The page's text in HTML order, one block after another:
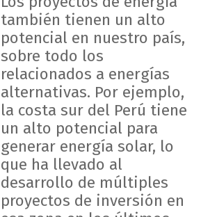
también tienen un alto
potencial en nuestro país,
sobre todo los
relacionados a energías
alternativas. Por ejemplo,
la costa sur del Perú tiene
un alto potencial para
generar energía solar, lo
que ha llevado al
desarrollo de múltiples
proyectos de inversión en